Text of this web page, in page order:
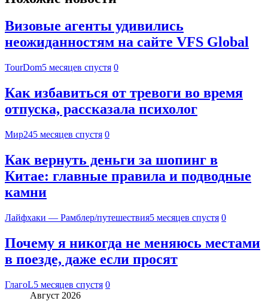
Визовые агенты удивились
неожиданностям на сайте VFS Global
TourDom5 месяцев спустя 0
Как избавиться от тревоги во время
отпуска, рассказала психолог
Мир245 месяцев спустя 0
Как вернуть деньги за шопинг в
Китае: главные правила и подводные
камни
Лайфхаки — Рамблер/путешествия5 месяцев спустя 0
Почему я никогда не меняюсь местами
в поезде, даже если просят
ГлагоL5 месяцев спустя 0
Август 2026